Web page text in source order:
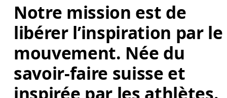
Notre mission est de
libérer l’inspiration par le
mouvement. Née du
savoir-faire suisse et